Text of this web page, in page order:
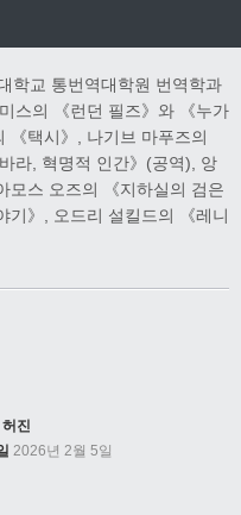
학교 통번역대학원 번역학과
스의 《런던 필즈》와 《누가
《택시》, 나기브 마푸즈의
라, 혁명적 인간》(공역), 앙
모스 오즈의 《지하실의 검은
기》, 오드리 설킬드의 《레니
허진
2026년 2월 5일